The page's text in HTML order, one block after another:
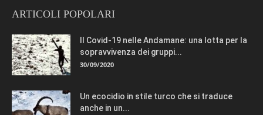
ARTICOLI POPOLARI
Il Covid-19 nelle Andamane: una lotta per la
sopravvivenza dei gruppi...
30/09/2020
Un ecocidio in stile turco che si traduce
anche in un...